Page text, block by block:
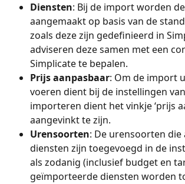
Diensten: Bij de import worden
aangemaakt op basis van de
zoals deze zijn gedefinieerd in
adviseren deze samen met een
Simplicate te bepalen.
Prijs aanpasbaar: Om de import
voeren dient bij de instellingen
importeren dient het vinkje ‘prijs
aangevinkt te zijn.
Urensoorten: De urensoorten die
diensten zijn toegevoegd in de
als zodanig (inclusief budget en
geïmporteerde diensten worden